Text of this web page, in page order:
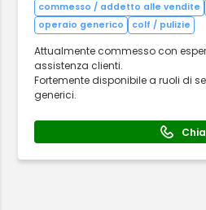
commesso / addetto alle vendite
operaio generico
colf / pulizie
Attualmente commesso con
assistenza clienti.
Fortemente disponibile a ruoli di
generici.